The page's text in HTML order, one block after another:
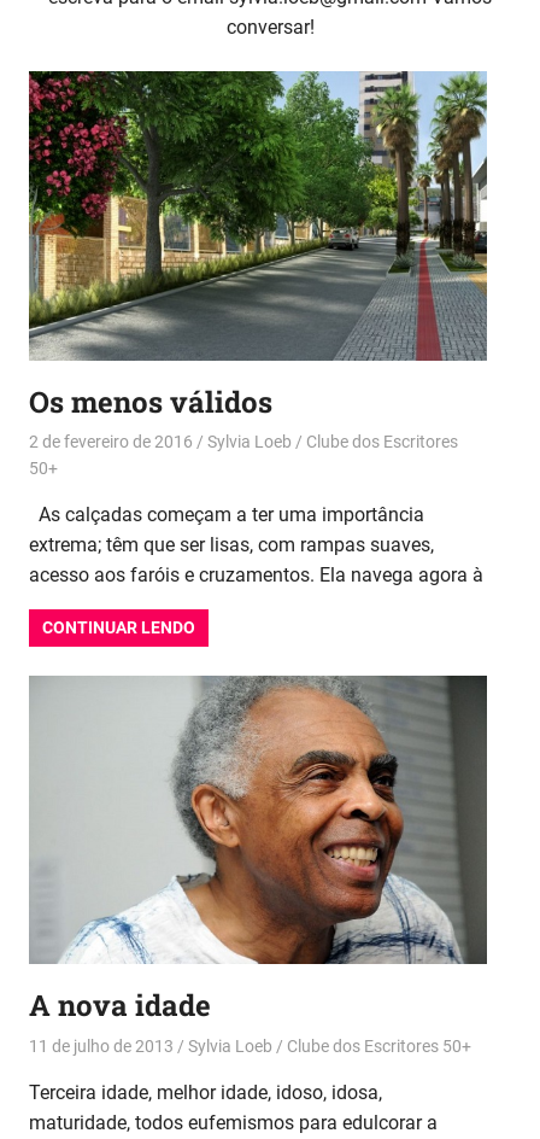
conversar!
Os menos válidos
2 de fevereiro de 2016 Sylvia Loeb
Clube dos Escritores
50+
As calçadas começam a ter uma importância
extrema; têm que ser lisas, com rampas suaves,
acesso aos faróis e cruzamentos. Ela navega agora à
CONTINUAR LENDO
A nova idade
11 de julho de 2013 Sylvia Loeb Clube dos Escritores 50+
Terceira idade, melhor idade, idoso, idosa,
maturidade, todos eufemismos para edulcorar a